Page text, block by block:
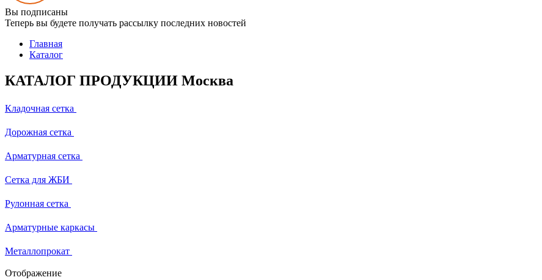
Вы подписаны
Теперь вы будете получать рассылку последних новостей
Главная
Каталог
КАТАЛОГ ПРОДУКЦИИ Москва
Кладочная сетка
Дорожная сетка
Арматурная сетка
Сетка для ЖБИ
Рулонная сетка
Арматурные каркасы
Металлопрокат
Отображение